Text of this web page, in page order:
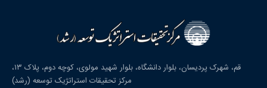
قم، شهرک پردیسان، بلوار دانشگاه، بلوار شهید مولوی، کوچه دوم، پلاک ۱۳،
مرکز تحقیقات استراتژیک توسعه (رشد)